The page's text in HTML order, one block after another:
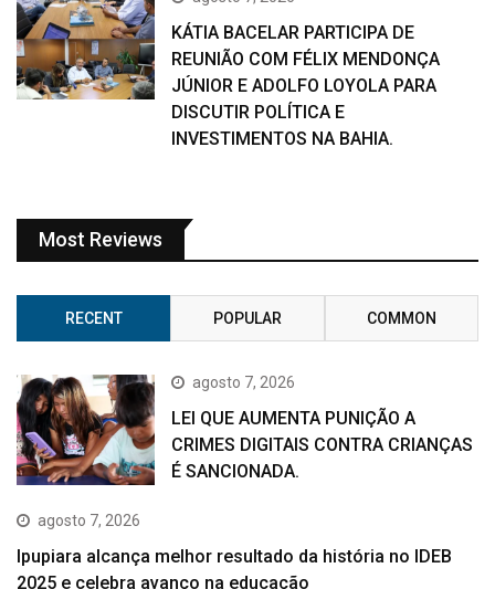
KÁTIA BACELAR PARTICIPA DE
REUNIÃO COM FÉLIX MENDONÇA
JÚNIOR E ADOLFO LOYOLA PARA
DISCUTIR POLÍTICA E
INVESTIMENTOS NA BAHIA.
Most Reviews
RECENT POPULAR COMMON
agosto 7, 2026
LEI QUE AUMENTA PUNIÇÃO A
CRIMES DIGITAIS CONTRA CRIANÇAS
É SANCIONADA.
agosto 7, 2026
Ipupiara alcança melhor resultado da história no IDEB
2025 e celebra avanço na educação